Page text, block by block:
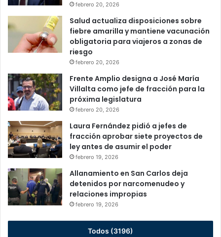
febrero 20, 2026
Salud actualiza disposiciones sobre
fiebre amarilla y mantiene vacunación
obligatoria para viajeros a zonas de
riesgo
febrero 20, 2026
Frente Amplio designa a José María
Villalta como jefe de fracción para la
próxima legislatura
febrero 20, 2026
Laura Fernández pidió a jefes de
fracción aprobar siete proyectos de
ley antes de asumir el poder
febrero 19, 2026
Allanamiento en San Carlos deja
detenidos por narcomenudeo y
relaciones impropias
febrero 19, 2026
Todos (3196)